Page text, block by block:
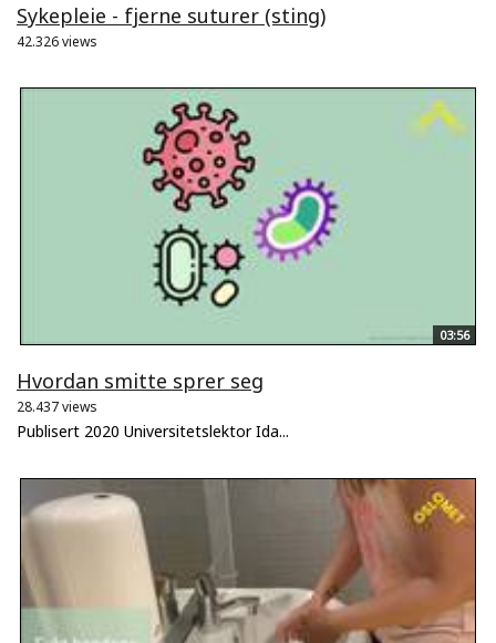
Sykepleie - fjerne suturer (sting)
42.326 views
03:56
Hvordan smitte sprer seg
28.437 views
Publisert 2020 Universitetslektor Ida...